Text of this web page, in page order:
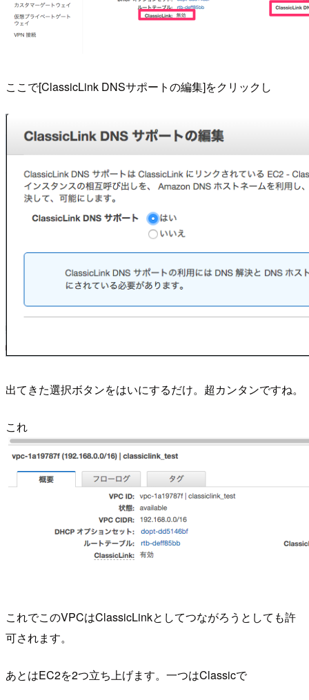
ここで[ClassicLink DNSサポートの編集]をクリックし
出てきた選択ボタンをはいにするだけ。超カンタンですね。
これ
これでこのVPCはClassicLinkとしてつながろうとしても許
可されます。
あとはEC2を2つ立ち上げます。一つはClassicで